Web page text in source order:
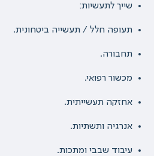
שייך לתעשיות:
תעופה חלל / תעשייה ביטחונית.
תחבורה.
מכשור רפואי.
אחזקה תעשייתית.
אנרגיה ותשתיות.
עיבוד שבבי ומתכות.